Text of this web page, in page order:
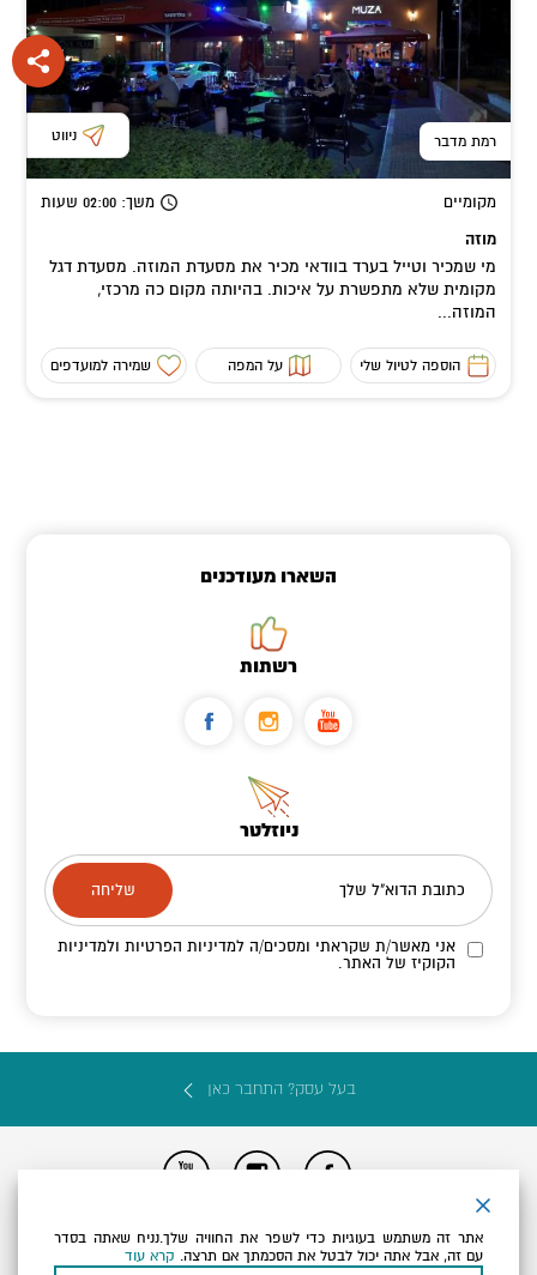
רמת מדבר ניווט
מקומיים משך: 02:00 שעות
מוזה
מי שמכיר וטייל בערד בוודאי מכיר את מסעדת המוזה. מסעדת דגל
מקומית שלא מתפשרת על איכות. בהיותה מקום כה מרכזי,
המוזה...
הוספה לטיול שלי על המפה שמירה למועדפים
השארו מעודכנים
רשתות
ניוזלטר
כתובת הדוא"ל שלך
אני מאשר/ת שקראתי ומסכים/הלמדיניות הפרטיות ולמדיניות
הקוקיז של האתר.
בעל עסק? התחבר כאן
הצהרת נגישות תקנון, תנאי שימוש ומדיניות פרטיות
הגדרות פרטיות
Powered by
אתר זה משתמש בעוגיות כדי לשפר את החוויה שלך.נניח שאתה בסדר
עם זה, אבל אתה יכול לבטל את הסכמתך אם תרצה. קרא עוד